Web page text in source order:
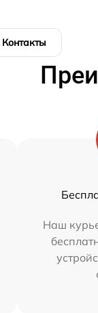
Контакты
Наш